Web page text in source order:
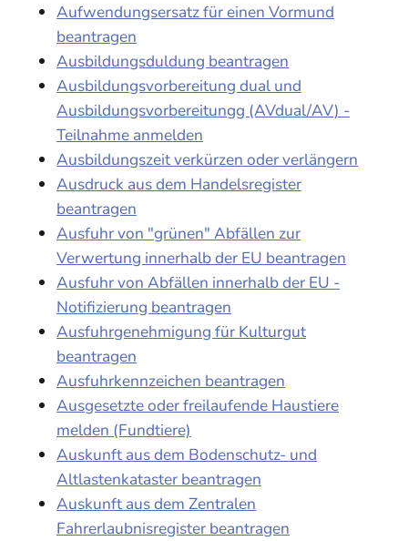
Aufwendungsersatz für einen Vormund
beantragen
Ausbildungsduldung beantragen
Ausbildungsvorbereitung dual und
Ausbildungsvorbereitungg (AVdual/AV) -
Teilnahme anmelden
Ausbildungszeit verkürzen oder verlängern
Ausdruck aus dem Handelsregister
beantragen
Ausfuhr von "grünen" Abfällen zur
Verwertung innerhalb der EU beantragen
Ausfuhr von Abfällen innerhalb der EU -
Notifizierung beantragen
Ausfuhrgenehmigung für Kulturgut
beantragen
Ausfuhrkennzeichen beantragen
Ausgesetzte oder freilaufende Haustiere
melden (Fundtiere)
Auskunft aus dem Bodenschutz- und
Altlastenkataster beantragen
Auskunft aus dem Zentralen
Fahrerlaubnisregister beantragen